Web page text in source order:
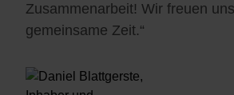
Zusammenarbeit! Wir freuen
gemeinsame Zeit.“